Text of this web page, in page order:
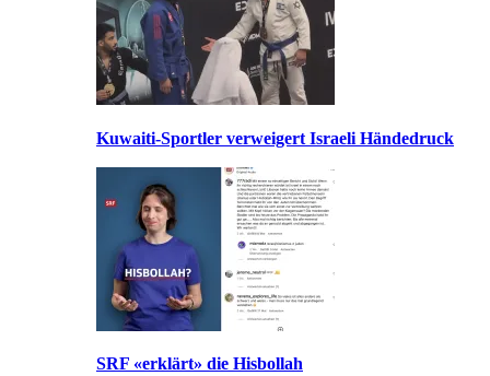
Kuwaiti-Sportler verweigert Israeli Händedruck
SRF «erklärt» die Hisbollah